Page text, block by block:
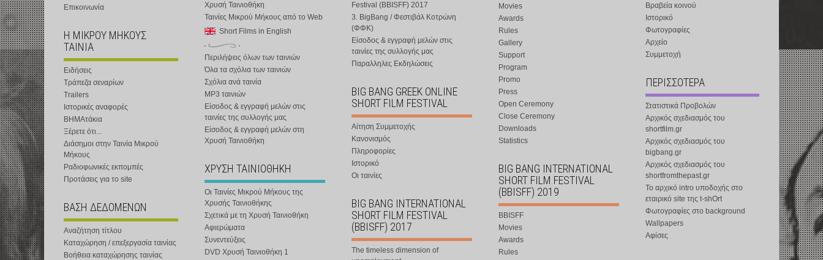
Επικοινωνία
Η ΜΙΚΡΟΥ ΜΗΚΟΥΣ
ΤΑΙΝΙΑ
Ειδήσεις
Τράπεζα σεναρίων
Trailers
Ιστορικές αναφορές
ΒΗΜΑτάκια
Ξέρετε ότι...
Διάσημοι στην Ταινία Μικρού
Μήκους
Ραδιοφωνικές εκπομπές
Προτάσεις για το site
ΒΑΣΗ ΔΕΔΟΜΕΝΩΝ
Αναζήτηση τίτλου
Καταχώρηση / επεξεργασία ταινίας
Βοήθεια καταχώρησης ταινίας
Χρυσή Ταινιοθήκη
Ταινίες Μικρού Μήκους από το Web
Short Films in English
Περιλήψεις όλων των ταινιών
Όλα τα σχόλια των ταινιών
Σχόλια ανά ταινία
MP3 ταινιών
Είσοδος & εγγραφή μελών στις
ταινίες της συλλογής μας
Είσοδος & εγγραφή μελών στη
Χρυσή Ταινιοθήκη
ΧΡΥΣΗ ΤΑΙΝΙΟΘΗΚΗ
Οι Ταινίες Μικρού Μήκους της
Χρυσής Ταινιοθήκης
Σχετικά με τη Χρυσή Ταινιοθήκη
Αφιερώματα
Συνεντεύξεις
DVD Χρυσή Ταινιοθήκη 1
Festival (BBISFF) 2017
3. BigBang / Φεστιβάλ Κοτρώνη
(ΦΦΚ)
Είσοδος & εγγραφή μελών στις
ταινίες της συλλογής μας
Παραλληλες Εκδηλώσεις
BIG BANG GREEK ONLINE
SHORT FILM FESTIVAL
Αίτηση Συμμετοχής
Κανονισμός
Πληροφορίες
Ιστορικό
Οι ταινίες
BIG BANG INTERNATIONAL
SHORT FILM FESTIVAL
(BBISFF) 2017
The timeless dimension of
Movies
Awards
Rules
Gallery
Support
Program
Promo
Press
Open Ceremony
Close Ceremony
Downloads
Statistics
BIG BANG INTERNATIONAL
SHORT FILM FESTIVAL
(BBISFF) 2019
BBISFF
Movies
Awards
Rules
Βραβεία κοινού
Ιστορικό
Φωτογραφίες
Αρχείο
Συμμετοχή
ΠΕΡΙΣΣΟΤΕΡΑ
Στατιστικά Προβολών
Αρχικός σχεδιασμός του
shortfilm.gr
Αρχικός σχεδιασμός του
bigbang.gr
Αρχικός σχεδιασμός του
shortfromthepast.gr
Το αρχικό intro υποδοχής στο
εταιρικό site της t-shOrt
Φωτογραφίες στο background
Wallpapers
Αφίσες